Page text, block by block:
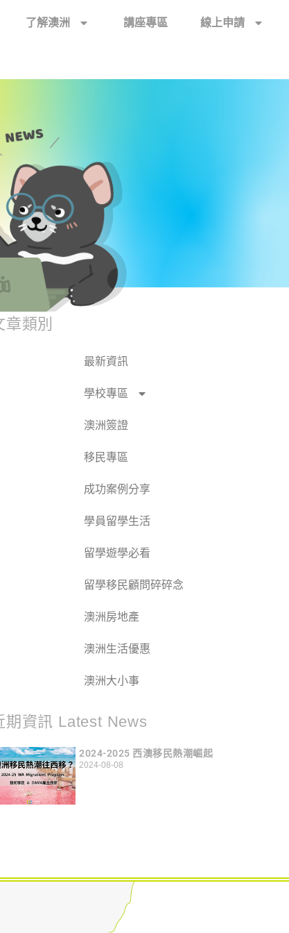
了解澳洲 講座專區 線上申請
章類別
最新資訊
學校專區
澳洲簽證
移民專區
成功案例分享
學員留學生活
留學遊學必看
留學移民顧問碎碎念
澳洲房地產
澳洲生活優惠
澳洲大小事
期資訊 Latest News
2024-2025 西澳移民熱潮崛起
2024-08-08